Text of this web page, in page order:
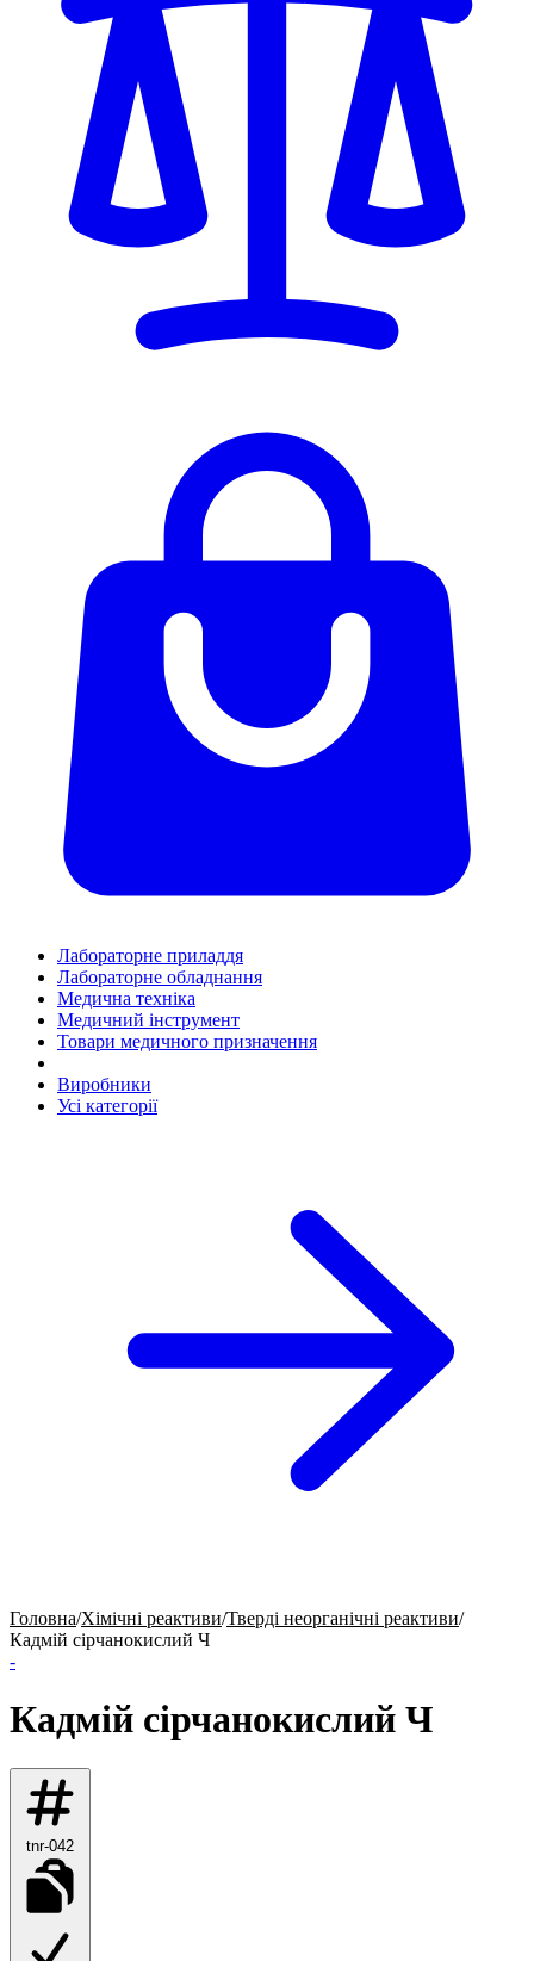
Лабораторне приладдя
Лабораторне обладнання
Медична техніка
Медичний інструмент
Товари медичного призначення
Виробники
Усі категорії
Головна/Хімічні реактиви/Тверді неорганічні реактиви/
Кадмій сірчанокислий Ч
-
Кадмій сірчанокислий Ч
tnr-042